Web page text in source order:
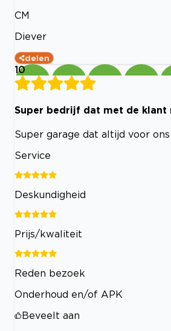
CM
Diever
delen
10
Super bedrijf dat met de klant
Super garage dat altijd voor
Service
Deskundigheid
Prijs/kwaliteit
Reden bezoek
Onderhoud en/of APK
Beveelt aan